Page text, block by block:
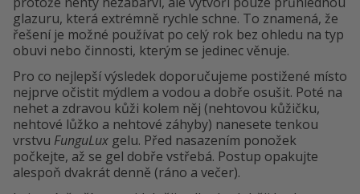
glazuru, která extrémně rychle schne. To znamená, že
řešení je možné používat po celý rok bez ohledu na typ
obuvi nebo činnosti, kterým se jedinec věnuje.
Pro co nejlepší výsledek doporučujeme postižené místo
nejprve očistit mýdlem a vodou a dobře osušit. Poté na
nehet a zdravou kůži kolem něj (nehtovou kůžičku,
nehtové lůžko a nehtové záhyby) nanesete tenkou
vrstvu FunguLux gelu. Před nasazením ponožek
počkejte, až se gel dobře vstřebá. Postup opakujte
alespoň dvakrát denně (ráno a večer).